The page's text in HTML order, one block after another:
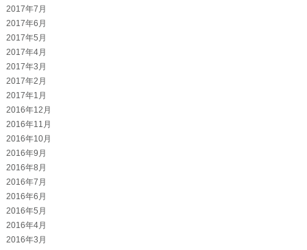
2017年7月
2017年6月
2017年5月
2017年4月
2017年3月
2017年2月
2017年1月
2016年12月
2016年11月
2016年10月
2016年9月
2016年8月
2016年7月
2016年6月
2016年5月
2016年4月
2016年3月